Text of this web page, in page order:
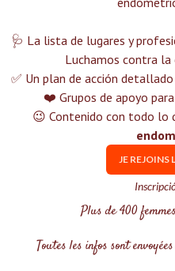
🩺 La lista de lugares y
Luchamos contra la
✅ Un plan de acción
❤️ Grupos de apoyo
😉 Contenido con todo lo
JE REJOINS
Plus de 400
Toutes les infos sont